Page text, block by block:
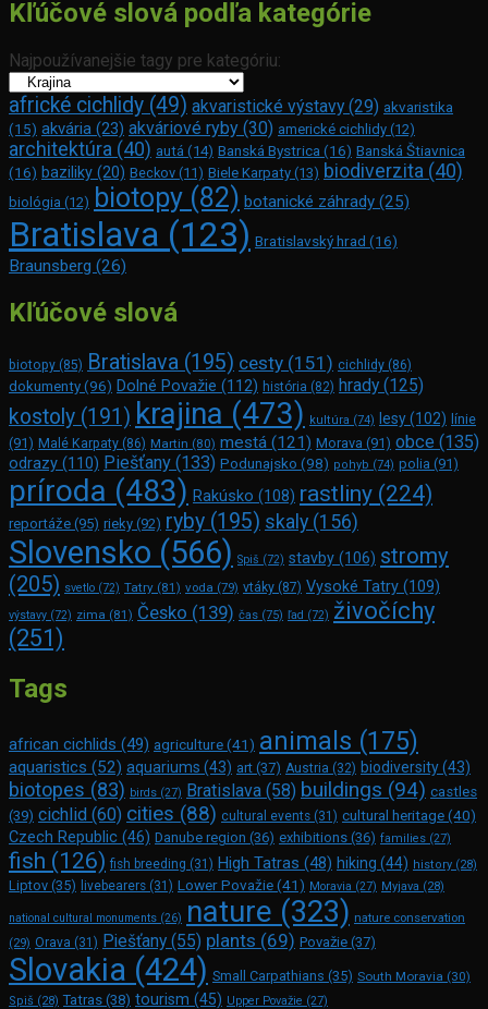
Kľúčové slová podľa kategórie
Najpoužívanejšie tagy pre kategóriu:
africké cichlidy (49) akvaristické výstavy (29) akvaristika
(15) akvária (23) akváriové ryby (30) americké cichlidy (12)
architektúra (40) autá (14) Banská Bystrica (16) Banská Štiavnica
(16) baziliky (20) Beckov (11) Biele Karpaty (13) biodiverzita (40)
biológia (12) biotopy (82) botanické záhrady (25)
Bratislava (123) Bratislavský hrad (16)
Braunsberg (26)
Kľúčové slová
biotopy (85) Bratislava (195) cesty (151) cichlidy (86)
dokumenty (96) Dolné Považie (112) história (82) hrady (125)
kostoly (191) krajina (473) kultúra (74) lesy(102) línie
(91) Malé Karpaty (86) Martin (80) mestá (121) Morava (91) obce (135)
odrazy (110) Piešťany (133) Podunajsko (98) pohyb (74) polia (91)
príroda (483) Rakúsko (108) rastliny (224)
reportáže (95) rieky (92) ryby (195) skaly (156)
Slovensko (566) Spiš (72) stavby (106) stromy
(205) svetlo (72) Tatry (81) voda (79) vtáky (87) Vysoké Tatry (109)
výstavy (72) zima (81) Česko (139) čas (75) ľad (72) živočíchy
(251)
Tags
african cichlids (49) agriculture(41) animals (175)
aquaristics (52) aquariums (43) art (37) Austria (32) biodiversity(43)
biotopes (83) birds (27) Bratislava (58) buildings (94) castles
(39) cichlid (60) cities (88) cultural events (31) cultural heritage (40)
Czech Republic (46) Danube region (36) exhibitions (36) families (27)
fish (126) fish breeding (31) High Tatras (48) hiking (44) history (28)
Liptov (35) livebearers (31) Lower Považie(41) Moravia (27) Myjava (28)
national cultural monuments (26) nature (323) nature conservation
(29) Orava (31) Piešťany (55) plants (69) Považie (37)
Slovakia (424) Small Carpathians (35) South Moravia (30)
Spiš (28) Tatras (38) tourism (45) Upper Považie (27)